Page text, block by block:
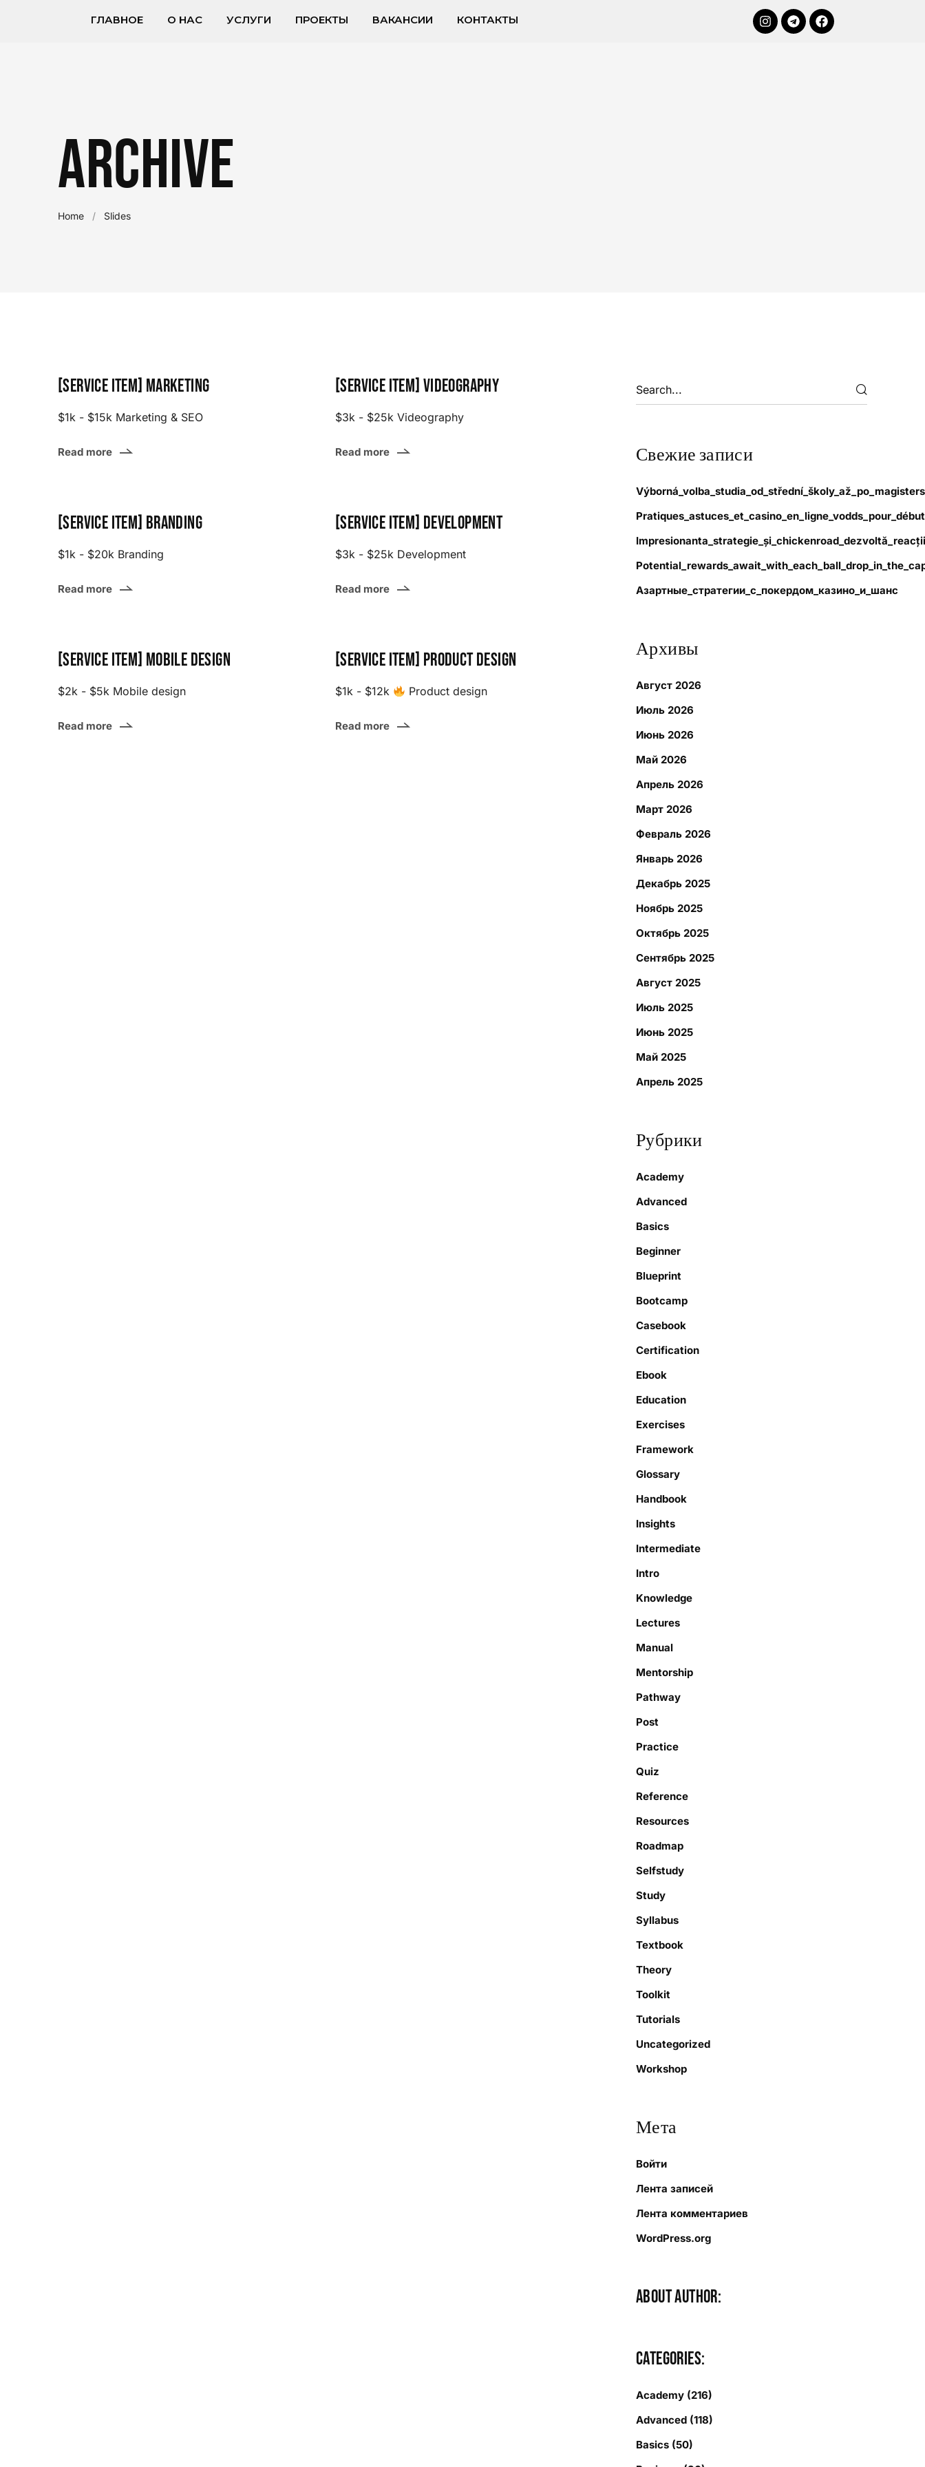
ГЛАВНОЕ О НАС УСЛУГИ ПРОЕКТЫ ВАКАНСИИ КОНТАКТЫ
Archive
Home / Slides
[Service item] Marketing
$1k - $15k Marketing & SEO
Read more
[Service item] Videography
$3k - $25k Videography
Read more
[Service item] Branding
$1k - $20k Branding
Read more
[Service item] Development
$3k - $25k Development
Read more
[Service item] Mobile design
$2k - $5k Mobile design
Read more
[Service item] Product design
$1k - $12k Product design
Read more
Свежие записи
Азартные_стратегии_с_покердом_казино_и_шанс
Архивы
Август 2026
Июль 2026
Июнь 2026
Май 2026
Апрель 2026
Март 2026
Февраль 2026
Январь 2026
Декабрь 2025
Ноябрь 2025
Октябрь 2025
Сентябрь 2025
Август 2025
Июль 2025
Июнь 2025
Май 2025
Апрель 2025
Рубрики
Academy
Advanced
Basics
Beginner
Blueprint
Bootcamp
Casebook
Certification
Ebook
Education
Exercises
Framework
Glossary
Handbook
Insights
Intermediate
Intro
Knowledge
Lectures
Manual
Mentorship
Pathway
Post
Practice
Quiz
Reference
Resources
Roadmap
Selfstudy
Study
Syllabus
Textbook
Theory
Toolkit
Tutorials
Uncategorized
Workshop
Мета
Войти
Лента записей
Лента комментариев
WordPress.org
About author:
Categories:
Academy (216)
Advanced (118)
Basics (50)